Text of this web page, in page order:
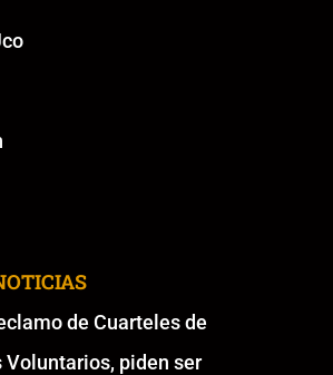
de Cuarteles de
Voluntarios, piden ser